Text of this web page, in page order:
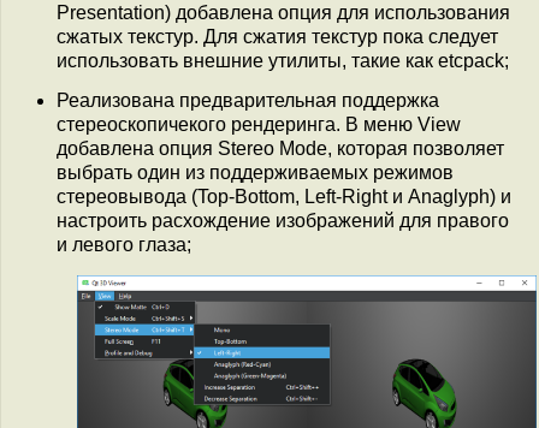
Presentation) добавлена опция для использования
сжатых текстур. Для сжатия текстур пока следует
использовать внешние утилиты, такие как etcpack;
Реализована предварительная поддержка
стереоскопичекого рендеринга. В меню View
добавлена опция Stereo Mode, которая позволяет
выбрать один из поддерживаемых режимов
стереовывода (Top-Bottom, Left-Right и Anaglyph) и
настроить расхождение изображений для правого
и левого глаза;